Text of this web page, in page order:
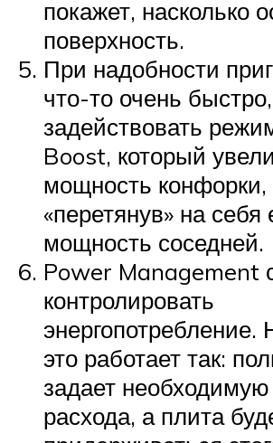
покажет, насколько
поверхность.
При надобности
что-то очень
задействовать
Boost, который
мощность конфорки,
«перетянув» на
мощность соседней.
Power Management
контролировать
энергопотребление.
это работает так:
задает
расхода, а плита